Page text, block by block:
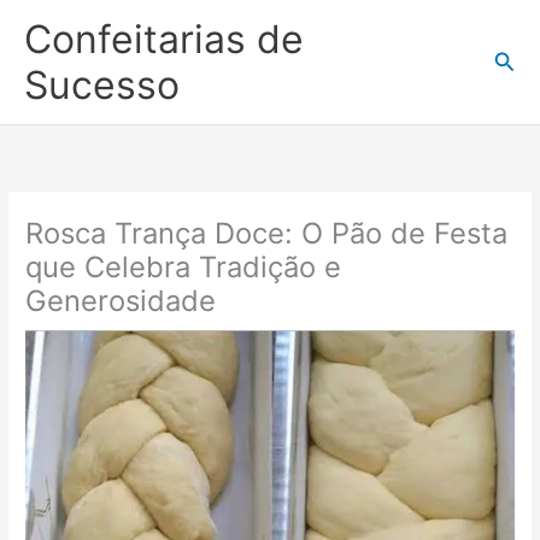
para
conteúdo
Confeitarias de
Sucesso
Rosca Trança Doce: O Pão de Festa
que Celebra Tradição e
Generosidade